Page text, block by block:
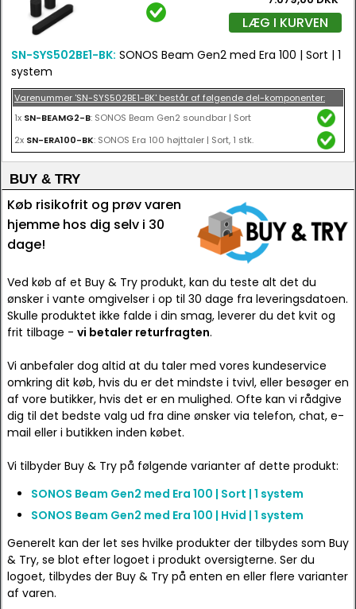
LÆG I KURVEN
SN-SYS502BE1-BK: SONOS Beam Gen2 med Era 100 | Sort | 1
system
Varenummer 'SN-SYS502BE1-BK' består af følgende del-komponenter:
1x SN-BEAMG2-B: SONOS Beam Gen2 soundbar | Sort
2x SN-ERA100-BK: SONOS Era 100 højttaler | Sort, 1 stk.
BUY & TRY
Køb risikofrit og prøv varen
hjemme hos dig selv i 30
dage!
Ved køb af et Buy & Try produkt, kan du teste alt det du
ønsker i vante omgivelser i op til 30 dage fra leveringsdatoen.
Skulle produktet ikke falde i din smag, leverer du det kvit og
frit tilbage - vi betaler returfragten.
Vi anbefaler dog altid at du taler med vores kundeservice
omkring dit køb, hvis du er det mindste i tvivl, eller besøger en
af vore butikker, hvis det er en mulighed. Ofte kan vi rådgive
dig til det bedste valg ud fra dine ønsker via telefon, chat, e-
mail eller i butikken inden købet.
Vi tilbyder Buy & Try på følgende varianter af dette produkt:
SONOS Beam Gen2 med Era 100 | Sort | 1 system
SONOS Beam Gen2 med Era 100 | Hvid | 1 system
Generelt kan der let ses hvilke produkter der tilbydes som Buy
& Try, se blot efter logoet i produkt oversigterne. Ser du
logoet, tilbydes der Buy & Try på enten en eller flere varianter
af varen.